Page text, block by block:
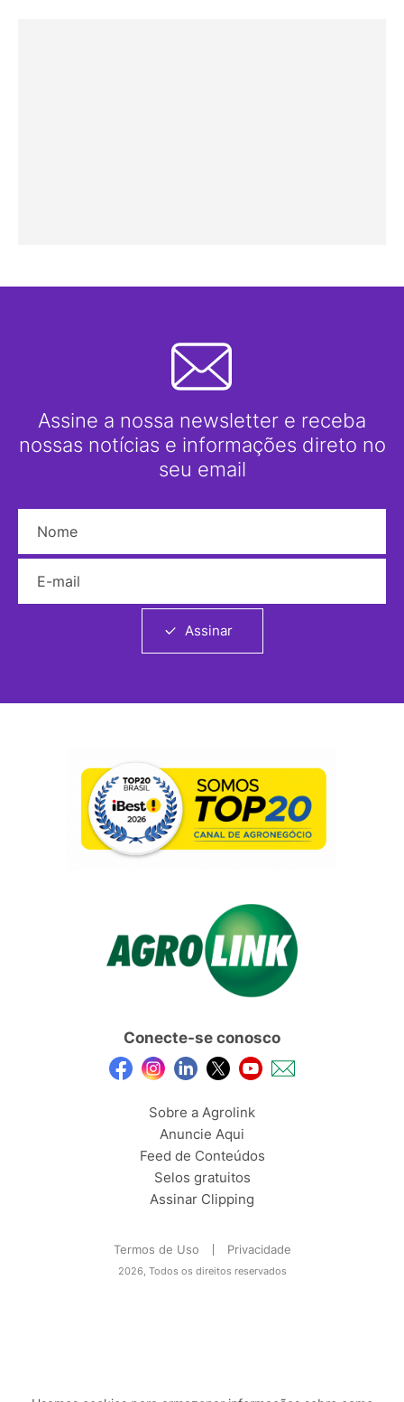
Assine a nossa newsletter e receba
nossas notícias e informações direto no
seu email
Assinar
Conecte-se conosco
Sobre a Agrolink
Anuncie Aqui
Feed de Conteúdos
Selos gratuitos
Assinar Clipping
Termos de Uso Privacidade
2026, Todos os direitos reservados